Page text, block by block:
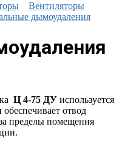
Вентиляторы
дымоудаления
Ц 4-75 ДУ используется
отвод
пределы помещения